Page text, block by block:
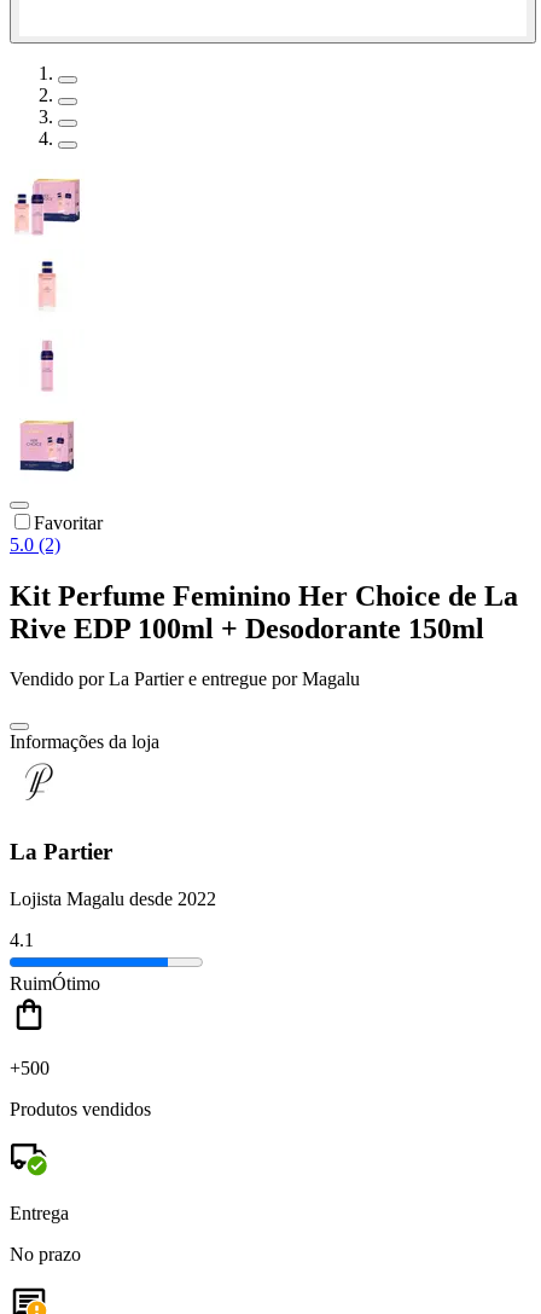
Favoritar
5.0 (2)
Kit Perfume Feminino Her Choice de La
Rive EDP 100ml + Desodorante 150ml
Vendido porLa Partiere entregue por Magalu
Informações da loja
La Partier
Lojista Magalu desde 2022
4.1
RuimÓtimo
+500
Produtos vendidos
Entrega
No prazo